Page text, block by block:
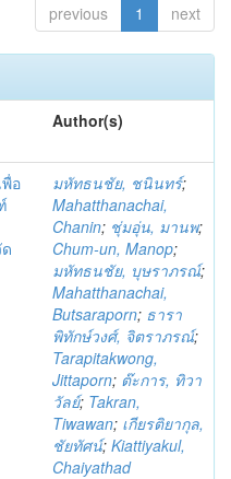
previous 1 next
Author(s)
อ
มหัทธนชัย, ชนินทร์;
Mahatthanachai,
Chanin; ชุ่มอุ่น, มานพ;
Chum-un, Manop;
มหัทธนชัย, บุษราภรณ์;
Mahatthanachai,
Butsaraporn; ธารา
พิทักษ์วงศ์, จิตราภรณ์;
Tarapitakwong,
Jittaporn; ต๊ะการ, ทิวา
วัลย์; Takran,
Tiwawan; เกียรติยากุล,
ชัยทัศน์; Kiattiyakul,
Chaiyathad